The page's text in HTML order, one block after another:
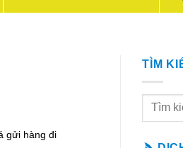
gửi hàng đi
TÌM